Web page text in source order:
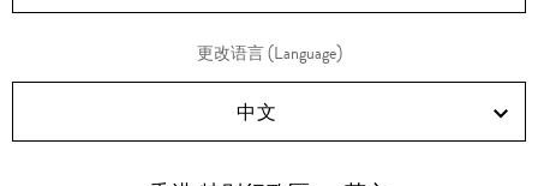
更改语言 (Language)
中文